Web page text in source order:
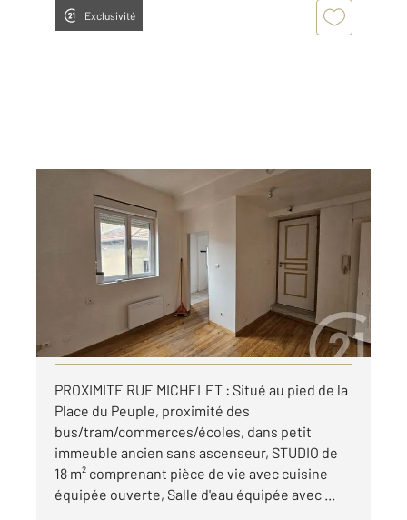
Exclusivité
ST ETIENNE 42
17,84 m2, 1 pièce
Ref : 2825
Appartement Studio à louer
285 €
par mois charges comprises
Visiter le site dédié
PROXIMITE RUE MICHELET : Situé au pied de la
Place du Peuple, proximité des
bus/tram/commerces/écoles, dans petit
immeuble ancien sans ascenseur, STUDIO de
18 m² comprenant pièce de vie avec cuisine
équipée ouverte, Salle d'eau équipée avec ...